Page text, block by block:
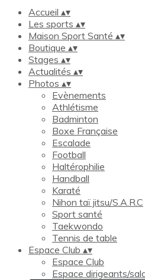
Accueil ▴▾
Les sports ▴▾
Maison Sport Santé ▴▾
Boutique ▴▾
Stages ▴▾
Actualités ▴▾
Photos ▴▾
Evènements
Athlétisme
Badminton
Boxe Française
Escalade
Football
Haltérophilie
Handball
Karaté
Nihon taï jitsu/S.A.R.C
Sport santé
Taekwondo
Tennis de table
Espace Club ▴▾
Espace Club
Espace dirigeants/